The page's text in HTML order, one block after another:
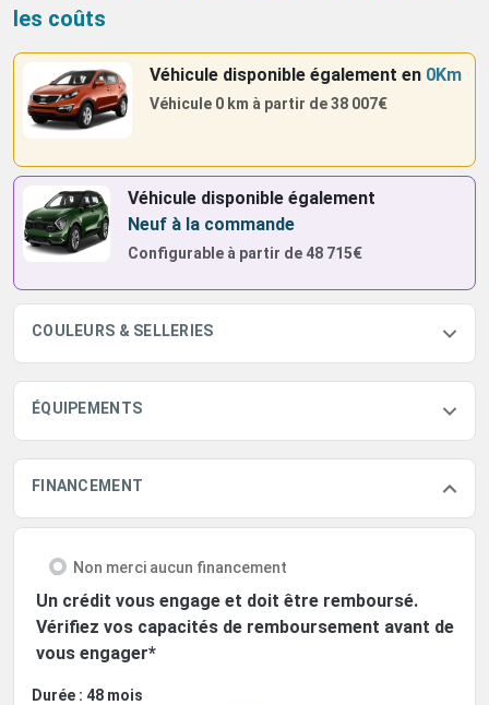
les coûts
Véhicule disponible également en 0Km
Véhicule 0 km à partir de38 007€
Véhicule disponible également
Neuf à la commande
Configurable à partir de48 715€
COULEURS & SELLERIES
ÉQUIPEMENTS
FINANCEMENT
Non merci aucun financement
Un crédit vous engage et doit être remboursé.
Vérifiez vos capacités de remboursement avant de
vous engager*
Durée : 48 mois